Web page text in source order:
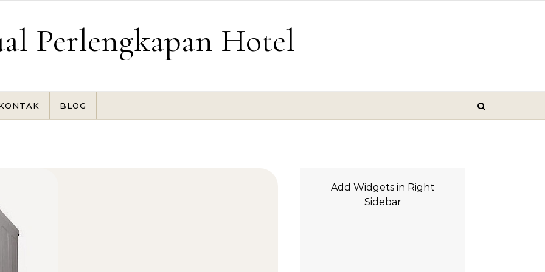
Perlengkapan Hotel
BLOG
Add Widgets in Right
Sidebar